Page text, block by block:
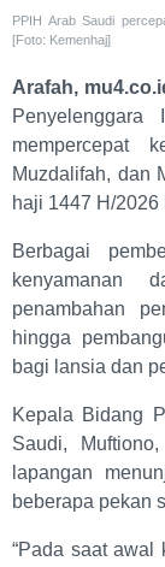
PPIH Arab Saudi
[Foto: Kemenhaj]
Arafah,
mempercepat
Muzdalifah, dan
haji 1447 H/2026
Berbagai
kenyamanan
penambahan
hingga
bagi lansia dan
Kepala Bidang
Saudi,
lapangan
beberapa pekan
“Pada saat awal